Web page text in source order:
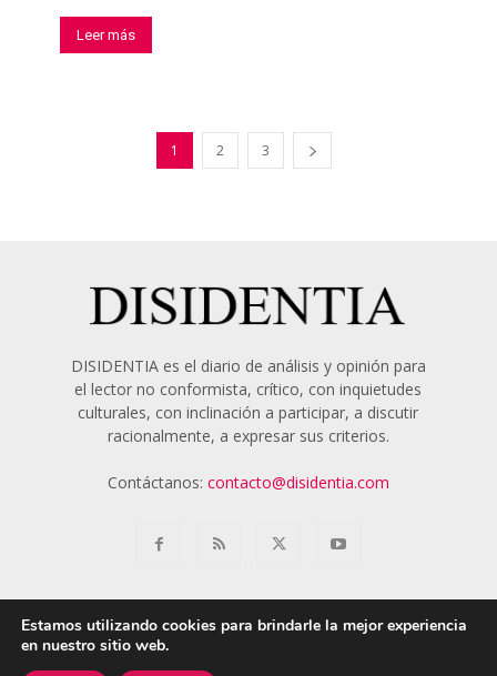
Leer más
1 2 3
DISIDENTIA es el diario de análisis y opinión para
el lector no conformista, crítico, con inquietudes
culturales, con inclinación a participar, a discutir
racionalmente, a expresar sus criterios.
Contáctanos: contacto@disidentia.com
Estamos utilizando cookies para brindarle la mejor experiencia
en nuestro sitio web.